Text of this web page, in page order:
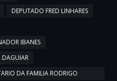
DEPUTADO FRED LINHARES
IBANES
DAGUIAR
DA FAMILIA RODRIGO